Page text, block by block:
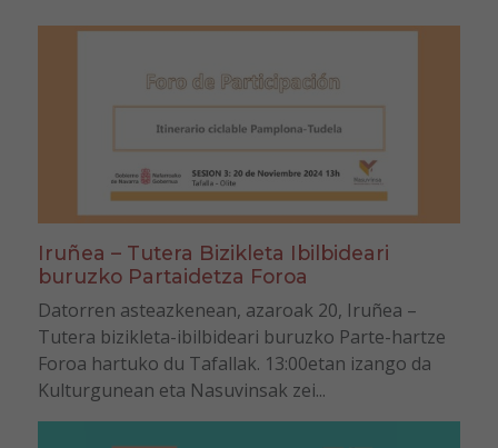
Iruñea – Tutera Bizikleta Ibilbideari
buruzko Partaidetza Foroa
Datorren asteazkenean, azaroak 20, Iruñea –
Tutera bizikleta-ibilbideari buruzko Parte-hartze
Foroa hartuko du Tafallak. 13:00etan izango da
Kulturgunean eta Nasuvinsak zei...